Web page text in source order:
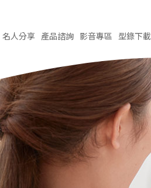
名人分享 產品諮詢 影音專區 型錄下載